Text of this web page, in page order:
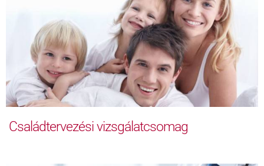
Családtervezési vizsgálatcsomag